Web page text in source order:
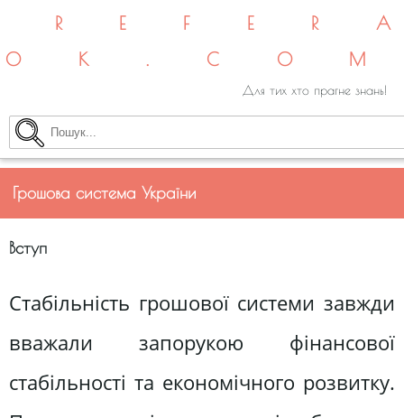
Для тих хто прагне знань!
Грошова система України
Вступ
Стабільність грошової системи завжди
вважали запорукою фінансової
стабільності та економічного розвитку.